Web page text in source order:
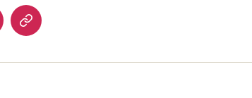
Les
préjeunes